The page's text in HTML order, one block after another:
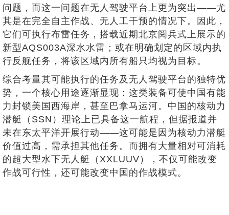
问题，而这一问题在无人驾驶平台上更为突出——尤
其是在完全自主作战、无人工干预的情况下。因此，
它们可执行布雷任务，搭载近期北京阅兵式上展示的
新型AQS003A深水水雷；或在明确划定的区域内执
行反舰任务，将该区域内所有船只均视为目标。
综合考量其可能执行的任务及无人驾驶平台的独特优
势，一个核心用途逐渐显现：这类装备可使中国有能
力封锁美国西海岸，甚至巴拿马运河。中国的核动力
潜艇（SSN）理论上已具备这一航程，但据报道并
未在东太平洋开展行动——这可能是因为核动力潜艇
价值过高，需承担其他任务。而拥有大量相对可消耗
的超大型水下无人艇（XXLUUV），不仅可能改变
作战可行性，还可能改变中国的作战模式。